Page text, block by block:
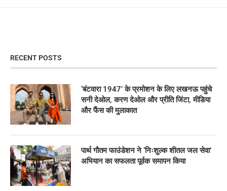
RECENT POSTS
‘बंटवारा 1947’ के प्रमोशन के लिए लखनऊ पहुंचे
सनी देओल, करण देओल और प्रीति जिंटा, मीडिया
और फैंस की मुलाकात
पार्थ गौतम फाउंडेशन ने ‘निःशुल्क शीतल जल सेवा’
अभियान का सफलता पूर्वक समापन किया